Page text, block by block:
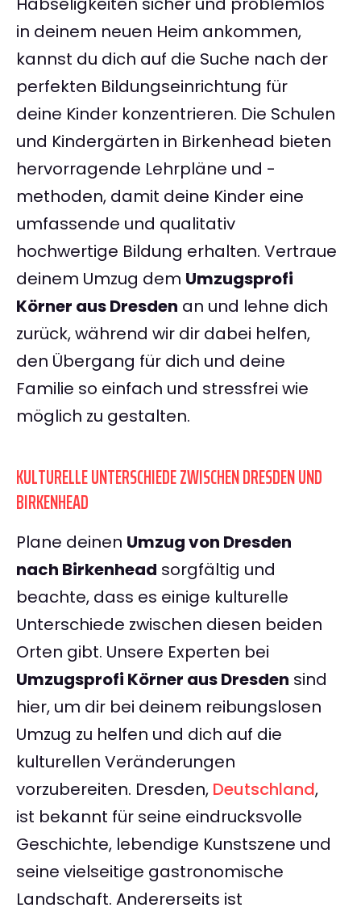
in deinem neuen Heim ankommen,
kannst du dich auf die Suche nach der
perfekten Bildungseinrichtung für
deine Kinder konzentrieren. Die Schulen
und Kindergärten in Birkenhead bieten
hervorragende Lehrpläne und -
methoden, damit deine Kinder eine
umfassende und qualitativ
hochwertige Bildung erhalten. Vertraue
deinem Umzug dem Umzugsprofi
Körner aus Dresden an und lehne dich
zurück, während wir dir dabei helfen,
den Übergang für dich und deine
Familie so einfach und stressfrei wie
möglich zu gestalten.
KULTURELLE UNTERSCHIEDE ZWISCHEN DRESDEN UND
BIRKENHEAD
Plane deinen Umzug von Dresden
nach Birkenhead sorgfältig und
beachte, dass es einige kulturelle
Unterschiede zwischen diesen beiden
Orten gibt. Unsere Experten bei
Umzugsprofi Körner aus Dresden sind
hier, um dir bei deinem reibungslosen
Umzug zu helfen und dich auf die
kulturellen Veränderungen
vorzubereiten. Dresden, Deutschland,
ist bekannt für seine eindrucksvolle
Geschichte, lebendige Kunstszene und
seine vielseitige gastronomische
Landschaft. Andererseits ist